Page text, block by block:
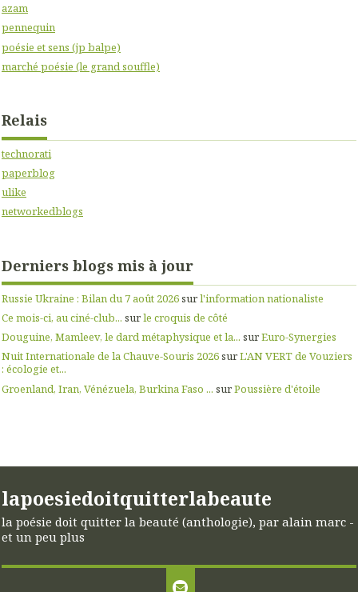
azam
pennequin
poésie et sens (jp balpe)
marché poésie (le grand souffle)
Relais
technorati
paperblog
ulike
networkedblogs
Derniers blogs mis à jour
Russie Ukraine : Bilan du 7 août 2026surl'information nationaliste
Ce mois-ci, au ciné-club... surle croquis de côté
Douguine, Mamleev, le dard métaphysique et la... surEuro-Synergies
Nuit Internationale de la Chauve-Souris 2026surL'AN VERT de Vouziers
: écologie et...
Groenland, Iran, Vénézuela, Burkina Faso ... surPoussière d'étoile
lapoesiedoitquitterlabeaute
la poésie doit quitter la beauté (anthologie), par alain marc -
et un peu plus